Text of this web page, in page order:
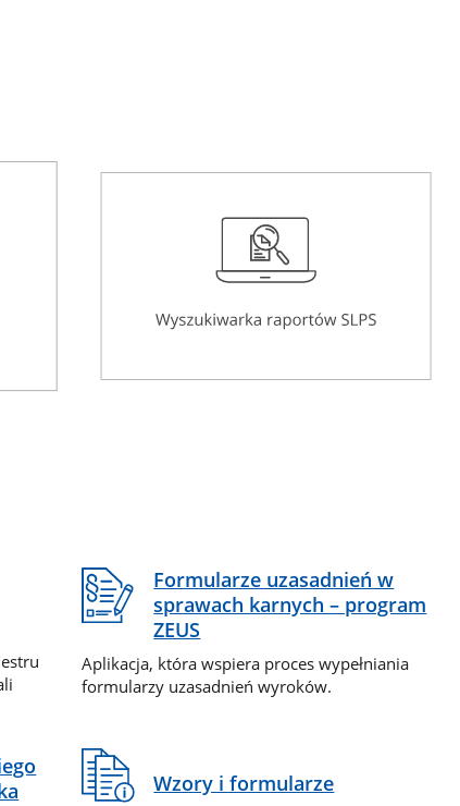
Formularze uzasadnień w
sprawach karnych – program
ZEUS
Aplikacja, która wspiera proces wypełniania
formularzy uzasadnień wyroków.
Wzory i formularze